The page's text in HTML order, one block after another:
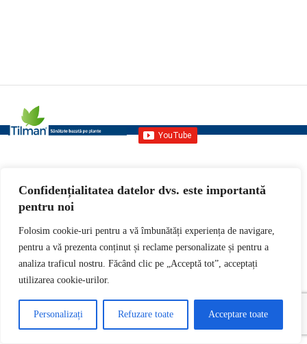
Confidențialitatea datelor dvs. este importantă
pentru noi
Folosim cookie-uri pentru a vă îmbunătăți experiența de navigare,
pentru a vă prezenta conținut și reclame personalizate și pentru a
analiza traficul nostru. Făcând clic pe „Acceptă tot”, acceptați
utilizarea cookie-urilor.
Personalizați Refuzare toate Acceptare toate